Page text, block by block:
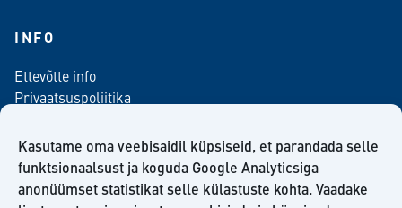
Kasutame oma veebisaidil küpsiseid, et parandada selle
funktsionaalsust ja koguda Google Analyticsiga
anonüümset statistikat selle külastuste kohta. Vaadake
INFO
Ettevõtte info
Privaatsuspoliitika
Meediale
Telli meie uudiskiri